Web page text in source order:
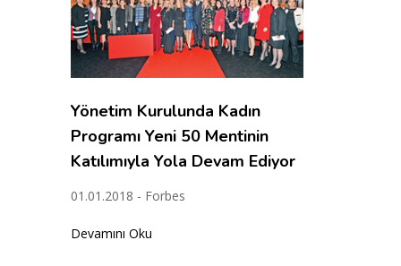
Yönetim Kurulunda Kadın
Programı Yeni 50 Mentinin
Katılımıyla Yola Devam Ediyor
01.01.2018 - Forbes
Devamını Oku